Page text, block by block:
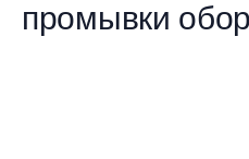
промывки